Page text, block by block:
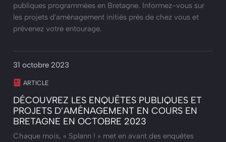
publiques programmées en Bretagne. Informez-vous sur
les projets d'aménagement initiés près de chez vous et
prévenez votre entourage.
31 octobre 2023
ARTICLE
DÉCOUVREZ LES ENQUÊTES PUBLIQUES ET
PROJETS D’AMÉNAGEMENT EN COURS EN
BRETAGNE EN OCTOBRE 2023
Chaque mois, « Splann ! » met en avant des enquêtes